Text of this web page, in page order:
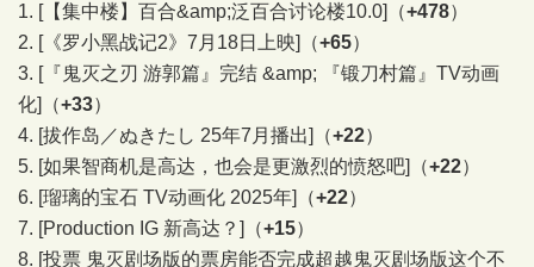
1. [【集中楼】百合&amp;泛百合讨论楼10.0] （+478）
2. [《罗小黑战记2》7月18日上映] （+65）
3. [『鬼灭之刃 游郭篇』完结 &amp; 『锻刀村篇』TV动画
化]
（+33）
4. [拔作岛／ぬきたし 25年7月播出] （+22）
5. [如果智商机是高达，也会是更激烈的愤怒吧] （+22）
6. [瑠璃的宝石 TV动画化 2025年] （+22）
7. [Production IG 新高达？] （+15）
8. [投票 鬼灭剧场版的票房能否完成超越鬼灭剧场版这个不